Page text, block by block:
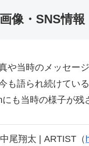
像・SNS情報
や当時のメッセー
も語られ続けてい
も当時の様子が残
尾翔太 | ARTIST（